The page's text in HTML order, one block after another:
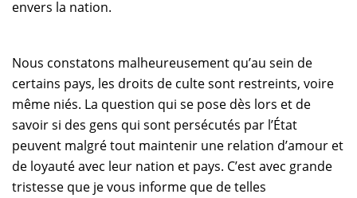
envers la nation.
Nous constatons malheureusement qu’au sein de
certains pays, les droits de culte sont restreints, voire
même niés. La question qui se pose dès lors et de
savoir si des gens qui sont persécutés par l’État
peuvent malgré tout maintenir une relation d’amour et
de loyauté avec leur nation et pays. C’est avec grande
tristesse que je vous informe que de telles